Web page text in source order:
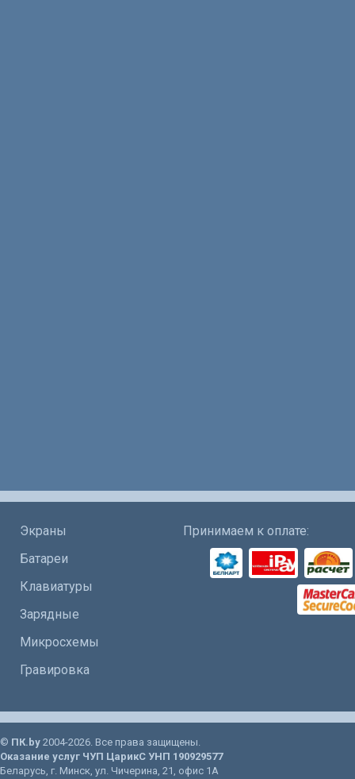
Экраны
Батареи
Клавиатуры
Зарядные
Микросхемы
Гравировка
Принимаем к оплате:
© ПК.by 2004-2026. Все права защищены.
Оказание услуг ЧУП ЦарикС УНП 190929577
Беларусь, г. Минск, ул. Чичерина, 21 , офис 1А